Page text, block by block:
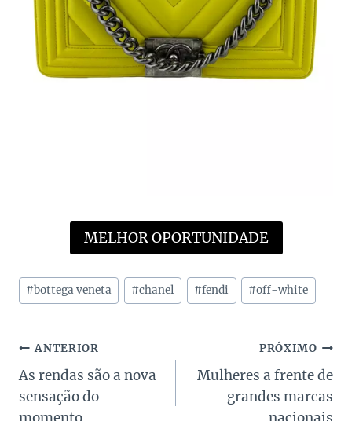
MELHOR OPORTUNIDADE
Tags
do
#bottega veneta #chanel #fendi #off-white
Navegação
de
ANTERIOR
As rendas são a nova
sensação do
PRÓXIMO
Mulheres a frente de
grandes marcas